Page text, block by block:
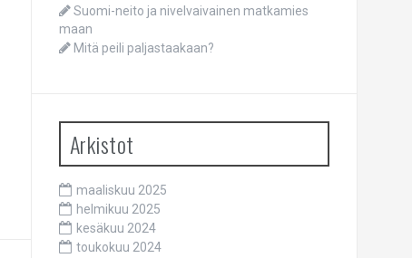
Suomi-neito ja nivelvaivainen matkamies
maan
Mitä peili paljastaakaan?
Arkistot
maaliskuu 2025
helmikuu 2025
kesäkuu 2024
toukokuu 2024